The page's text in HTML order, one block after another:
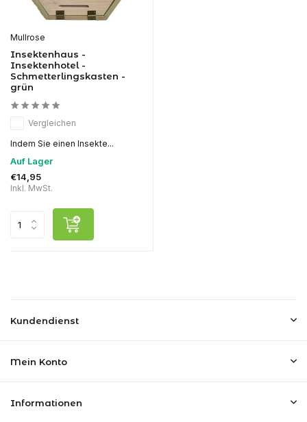
Mullrose
Insektenhaus -
Insektenhotel -
Schmetterlingskasten -
grün
Vergleichen
Indem Sie einen Insekte...
Auf Lager
€14,95
Inkl. MwSt.
Kundendienst
Mein Konto
Informationen